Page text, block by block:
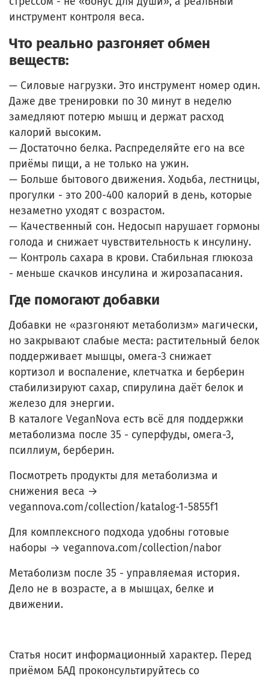
инструмент контроля веса.
Что реально разгоняет обмен
веществ:
— Силовые нагрузки. Это инструмент номер один.
Даже две тренировки по 30 минут в неделю
замедляют потерю мышц и держат расход
калорий высоким.
—Достаточно белка. Распределяйте его на все
приёмы пищи, а не только на ужин.
— Больше бытового движения. Ходьба, лестницы,
прогулки - это 200-400 калорий в день, которые
незаметно уходят с возрастом.
— Качественный сон. Недосып нарушает гормоны
голода и снижает чувствительность к инсулину.
— Контроль сахара в крови. Стабильная глюкоза
- меньше скачков инсулина и жирозапасания.
Где помогают добавки
Добавки не «разгоняют метаболизм» магически,
но закрывают слабые места: растительный белок
поддерживает мышцы, омега-3 снижает
кортизол и воспаление, клетчатка и берберин
стабилизируют сахар, спирулина даёт белок и
железо для энергии.
В каталоге VeganNova есть всё для поддержки
метаболизма после 35 - суперфуды, омега-3,
псиллиум, берберин.
Посмотреть продукты для метаболизма и
снижения веса →
vegannova.com/collection/katalog-1-5855f1
Для комплексного подхода удобны готовые
наборы → vegannova.com/collection/nabor
Метаболизм после 35 - управляемая история.
Дело не в возрасте, а в мышцах, белке и
движении.
Статья носит информационный характер. Перед
приёмом БАД проконсультируйтесь со